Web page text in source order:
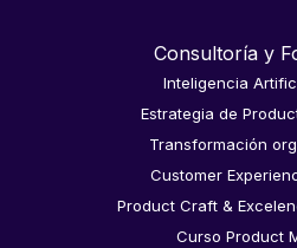
Consultoría y
Inteligencia
Estrategia de
Transformación
Customer
Product Craft &
Curso Product